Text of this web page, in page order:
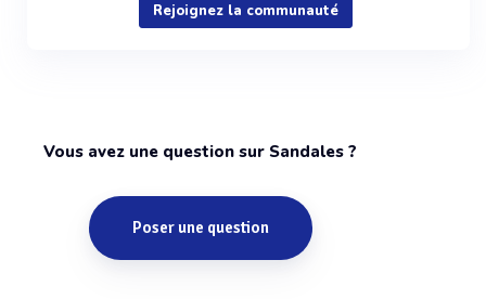
Rejoignez la communauté
Vous avez une question sur Sandales ?
Poser une question